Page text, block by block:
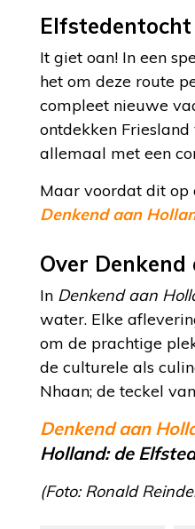
It giet oan! In een
het om deze route
compleet nieuwe
ontdekken
allemaal met een
Maar voordat dit op
Denkend aan
Over
In Denkend aan
water. Elke
om de prachtige
de culturele als
Nhaan; de teckel
Denkend aan
Holland: de
(Foto: Ronald